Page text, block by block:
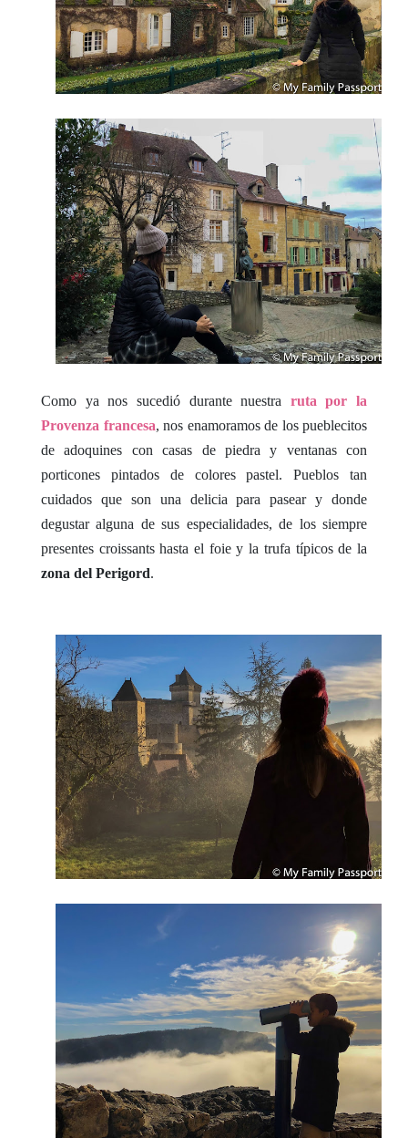
Como ya nos sucedió durante nuestra ruta por la
Provenza francesa, nos enamoramos de los pueblecitos
de adoquines con casas de piedra y ventanas con
porticones pintados de colores pastel. Pueblos tan
cuidados que son una delicia para pasear y donde
degustar alguna de sus especialidades, de los siempre
presentes croissants hasta el foie y la trufa típicos de la
zona del Perigord.